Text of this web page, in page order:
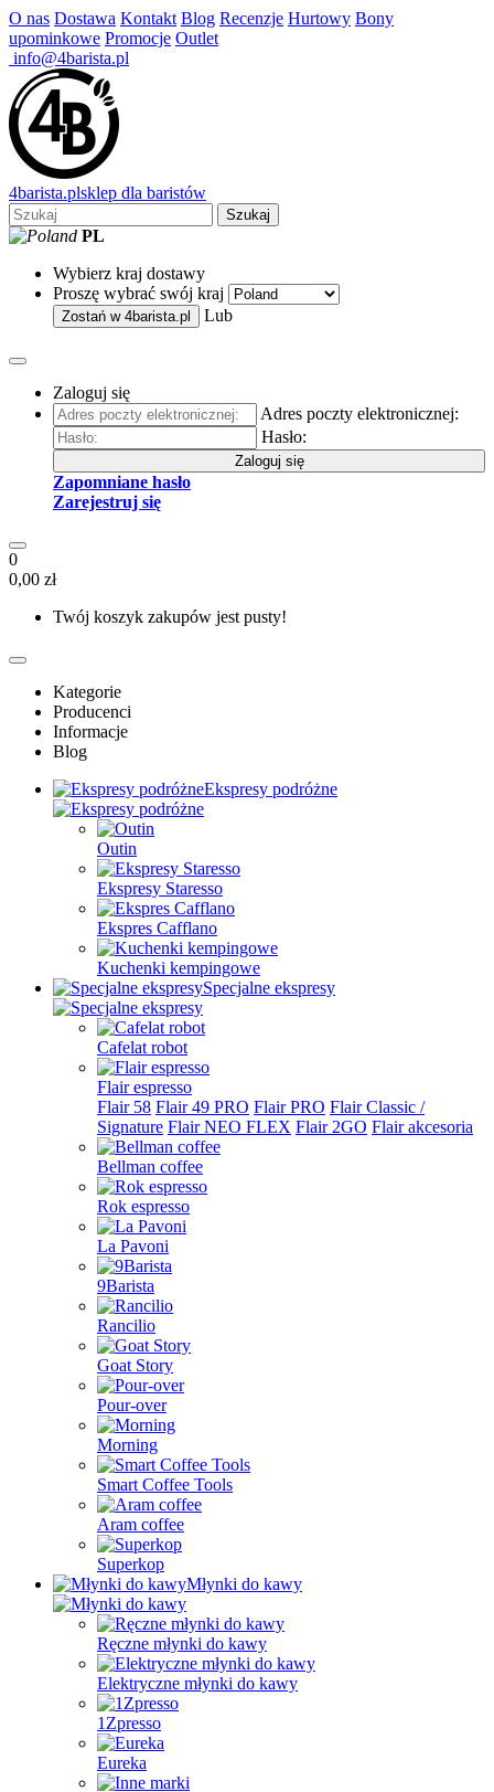
O nas Dostawa Kontakt Blog Recenzje Hurtowy Bony
upominkowe Promocje Outlet
info@4barista.pl
4barista.plsklep dla baristów
Szukaj
PL
Wybierz kraj dostawy
Proszę wybrać swój kraj
Zostań w 4barista.pl Lub
Zaloguj się
Adres poczty elektronicznej:
Hasło:
Zaloguj się
Zapomniane hasło
Zarejestruj się
0
0,00 zł
Twój koszyk zakupów jest pusty!
Kategorie
Producenci
Informacje
Blog
Ekspresy podróżne
Outin
Ekspresy Staresso
Ekspres Cafflano
Kuchenki kempingowe
Specjalne ekspresy
Cafelat robot
Flair espresso
Flair 58 Flair 49 PRO Flair PRO Flair Classic /
Signature Flair NEO FLEX Flair 2GO Flair akcesoria
Bellman coffee
Rok espresso
La Pavoni
9Barista
Rancilio
Goat Story
Pour-over
Morning
Smart Coffee Tools
Aram coffee
Superkop
Młynki do kawy
Ręczne młynki do kawy
Elektryczne młynki do kawy
1Zpresso
Eureka